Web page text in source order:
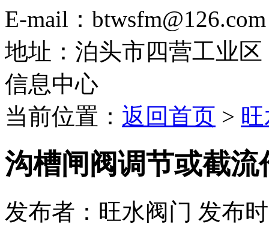
E-mail：btwsfm@126.com
地址：泊头市四营工业区
信息中心
当前位置： 返回首页 >
沟槽闸阀调节或截流
发布者：旺水阀门 发布